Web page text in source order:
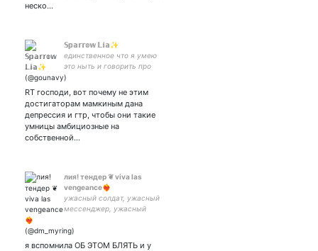
неско…
𝕊𝕡𝕒𝕣𝕣𝕠𝕨 𝕃𝕚𝕒✨
единственное что я умею
это ныть и говорить про
sмерть, иногда про аниме |
RT господи, вот почему не этим
достигаторам мамкиным дана
депрессия и гтр, чтобы они такие
умницы амбициозные на
собственной…
лия! тендер ❦︎ viva las
vengeance❤‍🔥
ужасный солдат, ужасный
мессенджер, ужасный
файрбрифер, ужасный
я вспомнила ОБ ЭТОМ БЛЯТЬ и у